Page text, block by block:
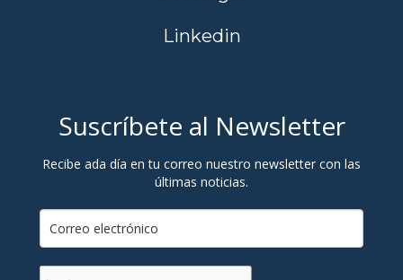
Linkedin
Suscríbete al Newsletter
Recibe ada día en tu correo nuestro newsletter con las
últimas noticias.